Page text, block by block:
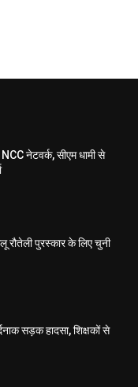
नेटवर्क, सीएम धामी से
रौतेली पुरस्कार के लिए चुनी
सड़क हादसा, शिक्षकों से